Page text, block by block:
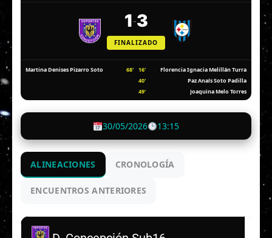
1-3
FINALIZADO
Martina Denises Pizarro Soto 68' 16'
Florencia Ignacia Melillán Turra
40'
Paz Anaís Soto Padilla
49'
Joaquina Melo Torres
30/05/2026 13:15
ALINEACIONES CRONOLOGÍA
ENCUENTROS ANTERIORES